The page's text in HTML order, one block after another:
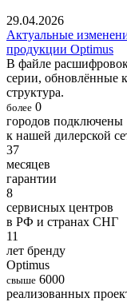
29.04.2026
Актуальные
продукции Optimus
В файле
серии, обновлённые
структура.
более 0
городов подключены
к нашей дилерской
37
месяцев
гарантии
8
сервисных центров
в РФ и странах СНГ
11
лет бренду
Optimus
свыше 6000
реализованных